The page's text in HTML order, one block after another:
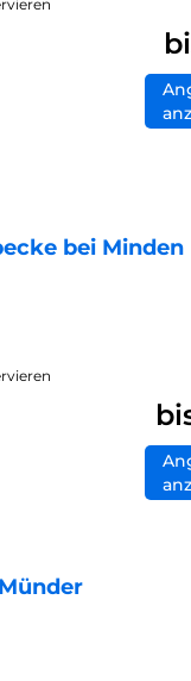
bei Minden